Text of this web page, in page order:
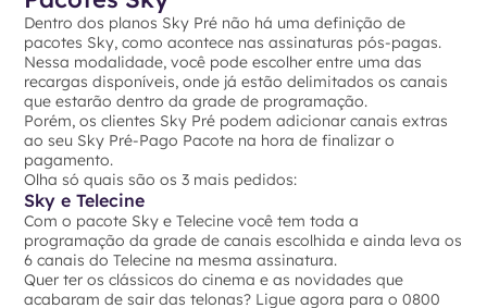
Dentro dos planos Sky Pré não há uma definição de
pacotes Sky, como acontece nas assinaturas pós-pagas.
Nessa modalidade, você pode escolher entre uma das
recargas disponíveis, onde já estão delimitados os canais
que estarão dentro da grade de programação.
Porém, os clientes Sky Pré podem adicionar canais extras
ao seu Sky Pré-Pago Pacote na hora de finalizar o
pagamento.
Olha só quais são os 3 mais pedidos:
Sky e Telecine
Com o pacote Sky e Telecine você tem toda a
programação da grade de canais escolhida e ainda leva os
6 canais do Telecine na mesma assinatura.
Quer ter os clássicos do cinema e as novidades que
acabaram de sair das telonas? Ligue agora para o 0800